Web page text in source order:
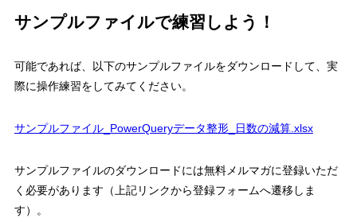
サンプルファイルで練習しよう！
可能であれば、以下のサンプルファイルをダウンロードして、実
際に操作練習をしてみてください。
サンプルファイル_PowerQueryデータ整形_日数の減算.xlsx
サンプルファイルのダウンロードには無料メルマガに登録いただ
く必要があります（上記リンクから登録フォームへ遷移しま
す）。